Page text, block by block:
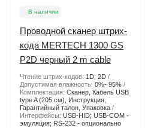
В наличии
Проводной сканер штрих-
кода MERTECH 1300 GS
P2D черный 2 m cable
Чтение штрих-кодов: 1D, 2D
Допустимая влажность: 0%- 95%
Комплектация: Сканер, Кабель USB
type A (205 см), Инструкция,
Гарантийный талон, Упаковка
Интерфейсы: USB-HID; USB-COM -
эмуляция; RS-232 - опционально